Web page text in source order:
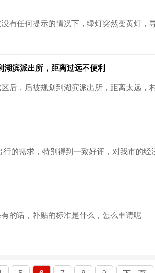
滨派出所，距离过远不便利
的话，补贴的标准是什么，怎么申请呢